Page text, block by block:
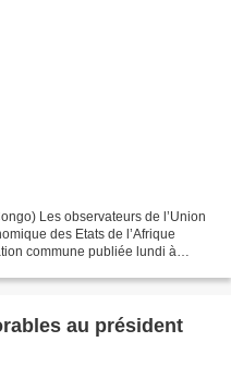
Les observateurs de l’Union
des Etats de l’Afrique
commune publiée lundi à
au président